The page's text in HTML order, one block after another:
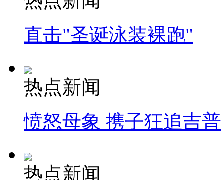
直击"圣诞泳装裸跑"
热点新闻
愤怒母象 携子狂追吉
热点新闻